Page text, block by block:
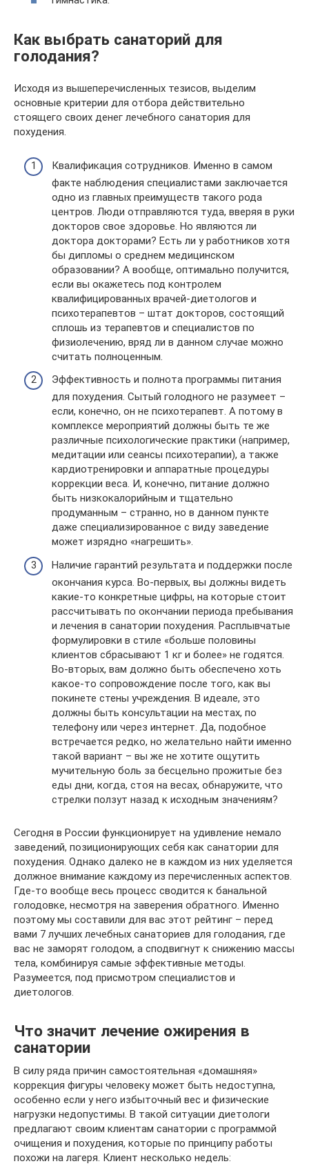
Как выбрать санаторий для
голодания?
Исходя из вышеперечисленных тезисов, выделим
основные критерии для отбора действительно
стоящего своих денег лечебного санатория для
похудения.
Квалификация сотрудников. Именно в самом
факте наблюдения специалистами заключается
одно из главных преимуществ такого рода
центров. Люди отправляются туда, вверяя в руки
докторов свое здоровье. Но являются ли
доктора докторами? Есть ли у работников хотя
бы дипломы о среднем медицинском
образовании? А вообще, оптимально получится,
если вы окажетесь под контролем
квалифицированных врачей-диетологов и
психотерапевтов – штат докторов, состоящий
сплошь из терапевтов и специалистов по
физиолечению, вряд ли в данном случае можно
считать полноценным.
Эффективность и полнота программы питания
для похудения. Сытый голодного не разумеет –
если, конечно, он не психотерапевт. А потому в
комплексе мероприятий должны быть те же
различные психологические практики (например,
медитации или сеансы психотерапии), а также
кардиотренировки и аппаратные процедуры
коррекции веса. И, конечно, питание должно
быть низкокалорийным и тщательно
продуманным – странно, но в данном пункте
даже специализированное с виду заведение
может изрядно «нагрешить».
Наличие гарантий результата и поддержки после
окончания курса. Во-первых, вы должны видеть
какие-то конкретные цифры, на которые стоит
рассчитывать по окончании периода пребывания
и лечения в санатории похудения. Расплывчатые
формулировки в стиле «больше половины
клиентов сбрасывают 1 кг и более» не годятся.
Во-вторых, вам должно быть обеспечено хоть
какое-то сопровождение после того, как вы
покинете стены учреждения. В идеале, это
должны быть консультации на местах, по
телефону или через интернет. Да, подобное
встречается редко, но желательно найти именно
такой вариант – вы же не хотите ощутить
мучительную боль за бесцельно прожитые без
еды дни, когда, стоя на весах, обнаружите, что
стрелки ползут назад к исходным значениям?
Сегодня в России функционирует на удивление немало
заведений, позиционирующих себя как санатории для
похудения. Однако далеко не в каждом из них уделяется
должное внимание каждому из перечисленных аспектов.
Где-то вообще весь процесс сводится к банальной
голодовке, несмотря на заверения обратного. Именно
поэтому мы составили для вас этот рейтинг – перед
вами 7 лучших лечебных санаториев для голодания, где
вас не заморят голодом, а сподвигнут к снижению массы
тела, комбинируя самые эффективные методы.
Разумеется, под присмотром специалистов и
диетологов.
Что значит лечение ожирения в
санатории
В силу ряда причин самостоятельная «домашняя»
коррекция фигуры человеку может быть недоступна,
особенно если у него избыточный вес и физические
нагрузки недопустимы. В такой ситуации диетологи
предлагают своим клиентам санатории с программой
очищения и похудения, которые по принципу работы
похожи на лагеря. Клиент несколько недель: